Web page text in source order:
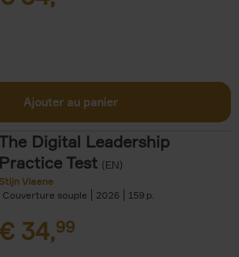
Ajouter au panier
Digital Leadership
Practice Test (EN)
Stijn Viaene
Couverture souple
2026 159
€ 34,99